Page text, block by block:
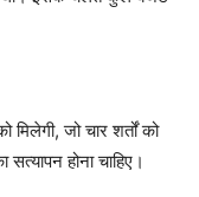
मिलेगी, जो चार शर्तों को
होना चाहिए।